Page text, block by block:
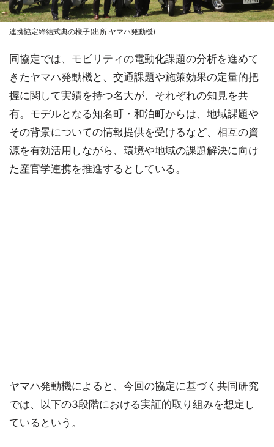
連携協定締結式典の様子(出所:ヤマハ発動機)
同協定では、モビリティの電動化課題の分析を進めて
きたヤマハ発動機と、交通課題や施策効果の定量的把
握に関して実績を持つ名大が、それぞれの知見を共
有。モデルとなる知名町・和泊町からは、地域課題や
その背景についての情報提供を受けるなど、相互の資
源を有効活用しながら、環境や地域の課題解決に向け
た産官学連携を推進するとしている。
ヤマハ発動機によると、今回の協定に基づく共同研究
では、以下の3段階における実証的取り組みを想定し
ているという。